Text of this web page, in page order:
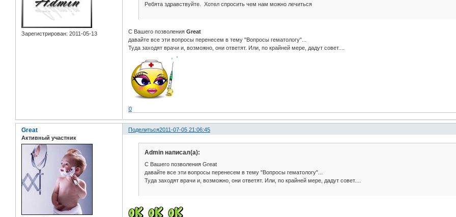
Зарегистрирован: 2011-05-13
Ребята здравствуйте. Хотел спросить чем нам можно лечиться
С Вашего позволенияGreat
давайте все эти вопросы перенесем в тему "Вопросы гематологу"...
Туда заходят врачи и, возможно, они ответят. Или, по крайней мере, дадут совет....
0
Поделиться2011-07-05 21:06:45
Great
Активный участник
Admin написал(а):
С Вашего позволения Great
давайте все эти вопросы перенесем в тему "Вопросы гематологу"...
Туда заходят врачи и, возможно, они ответят. Или, по крайней мере, дадут совет....